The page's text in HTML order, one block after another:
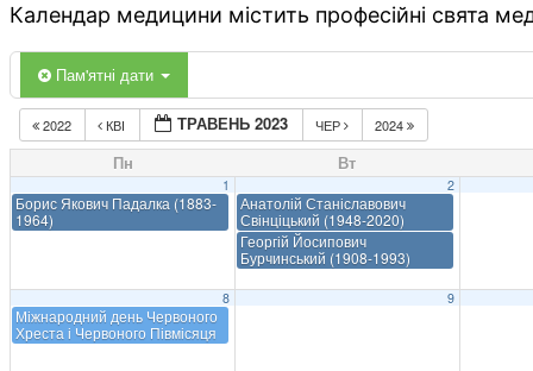
Календар медицини містить професійні свята
Пам'ятні дати
2022 КВІ ТРАВЕНЬ 2023 ЧЕР 2024
Пн Вт
1
Борис Якович Падалка (1883-
1964)
2
Анатолій Станіславович
Свінціцький (1948-2020)
Георгій Йосипович
Бурчинський (1908-1993)
8
Міжнародний день Червоного
Хреста і Червоного Півмісяця
9